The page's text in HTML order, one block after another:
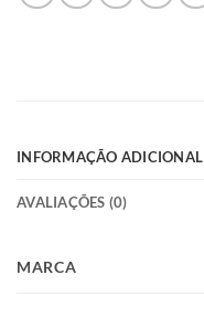
INFORMAÇÃO ADICIONAL
AVALIAÇÕES (0)
MARCA